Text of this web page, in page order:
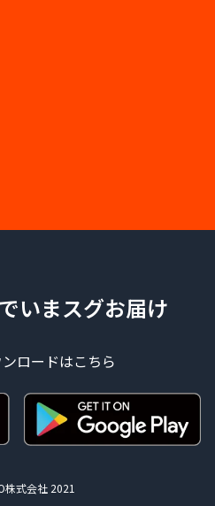
いまスグお届け
ロードはこちら
株式会社 2021